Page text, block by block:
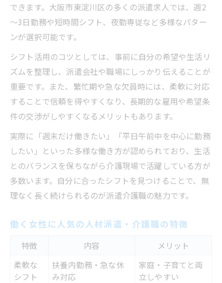
できます。大阪市東淀川区の多くの派遣求人では、週2
～3日勤務や短時間シフト、夜勤専従など多様なパター
ンが選択可能です。
シフト活用のコツとしては、事前に自分の希望や生活リ
ズムを整理し、派遣会社や職場にしっかり伝えることが
重要です。また、繁忙期や急な欠員時には、柔軟に対応
することで信頼を得やすくなり、長期的な雇用や希望条
件の交渉がしやすくなるメリットもあります。
実際に「週末だけ働きたい」「平日午前中を中心に勤務
したい」といった多様な働き方が認められており、生活
とのバランスを保ちながら介護現場で活躍している方が
多数います。自分に合ったシフトを見つけることで、無
理なく長く続けられるのが派遣介護職の魅力です。
働く女性に人気の人材派遣・介護職の特徴
特徴 内容
メリット
柔軟な
シフト
扶養内勤務・急な休
み対応
家庭・子育てと両
立しやすい